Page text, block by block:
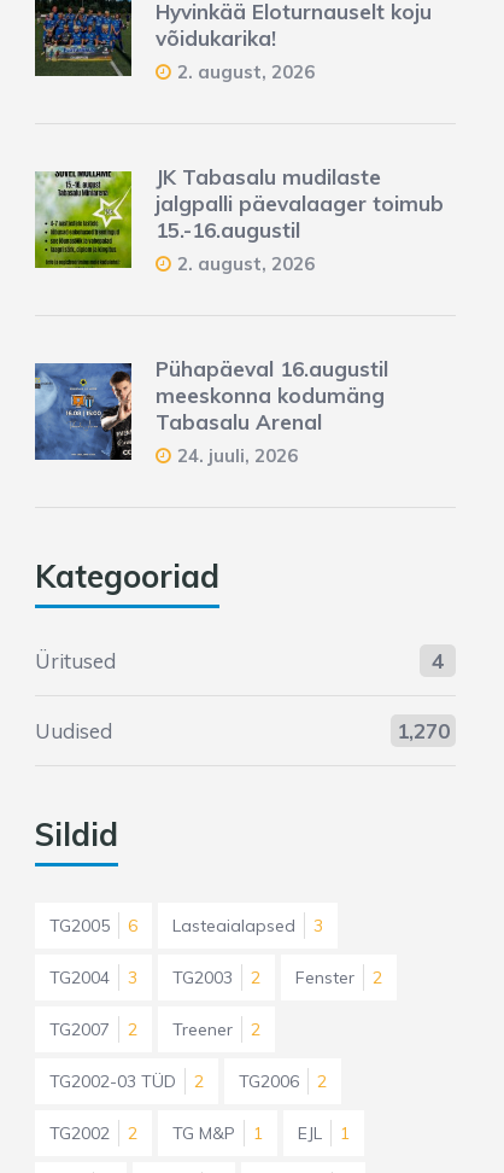
Hyvinkää Eloturnauselt koju
võidukarika!
2. august, 2026
JK Tabasalu mudilaste
jalgpalli päevalaager toimub
15.-16.augustil
2. august, 2026
Pühapäeval 16.augustil
meeskonna kodumäng
Tabasalu Arenal
24. juuli, 2026
Kategooriad
Üritused 4
Uudised 1,270
Sildid
TG2005 6 Lasteaialapsed 3
TG2004 3 TG2003 2 Fenster 2
TG2007 2 Treener 2
TG2002-03 TÜD 2 TG2006 2
TG2002 2 TG M&P 1 EJL 1